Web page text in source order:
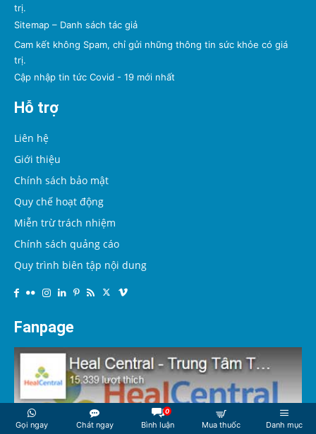
trị.
Sitemap – Danh sách tác giả
Cam kết không Spam, chỉ gửi những thông tin sức khỏe có giá
trị.
Cập nhập tin tức Covid - 19 mới nhất
Hỗ trợ
Liên hệ
Giới thiệu
Chính sách bảo mật
Quy chế hoạt động
Miễn trừ trách nhiệm
Chính sách quảng cáo
Quy trình biên tập nội dung
Fanpage
Gọi ngay Chát ngay
0
Bình luận Mua thuốc Danh mục